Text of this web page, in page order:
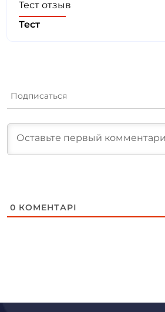
Тест отзыв
Тест
Подписаться
0 КОМЕНТАРІ